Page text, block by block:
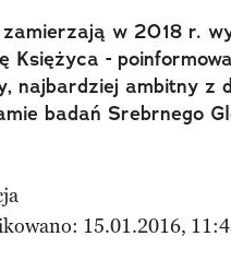
w 2018 r.
Księżyca -
najbardziej ambitny z
badań Srebrnego
15.01.2016,